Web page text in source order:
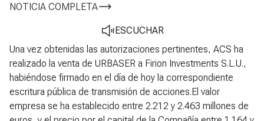
NOTICIA COMPLETA
ESCUCHAR
Una vez obtenidas las autorizaciones pertinentes, ACS ha
realizado la venta de URBASER a Firion Investments S.L.U.,
habiéndose firmado en el día de hoy la correspondiente
escritura pública de transmisión de acciones.El valor
empresa se ha establecido entre 2.212 y 2.463 millones de